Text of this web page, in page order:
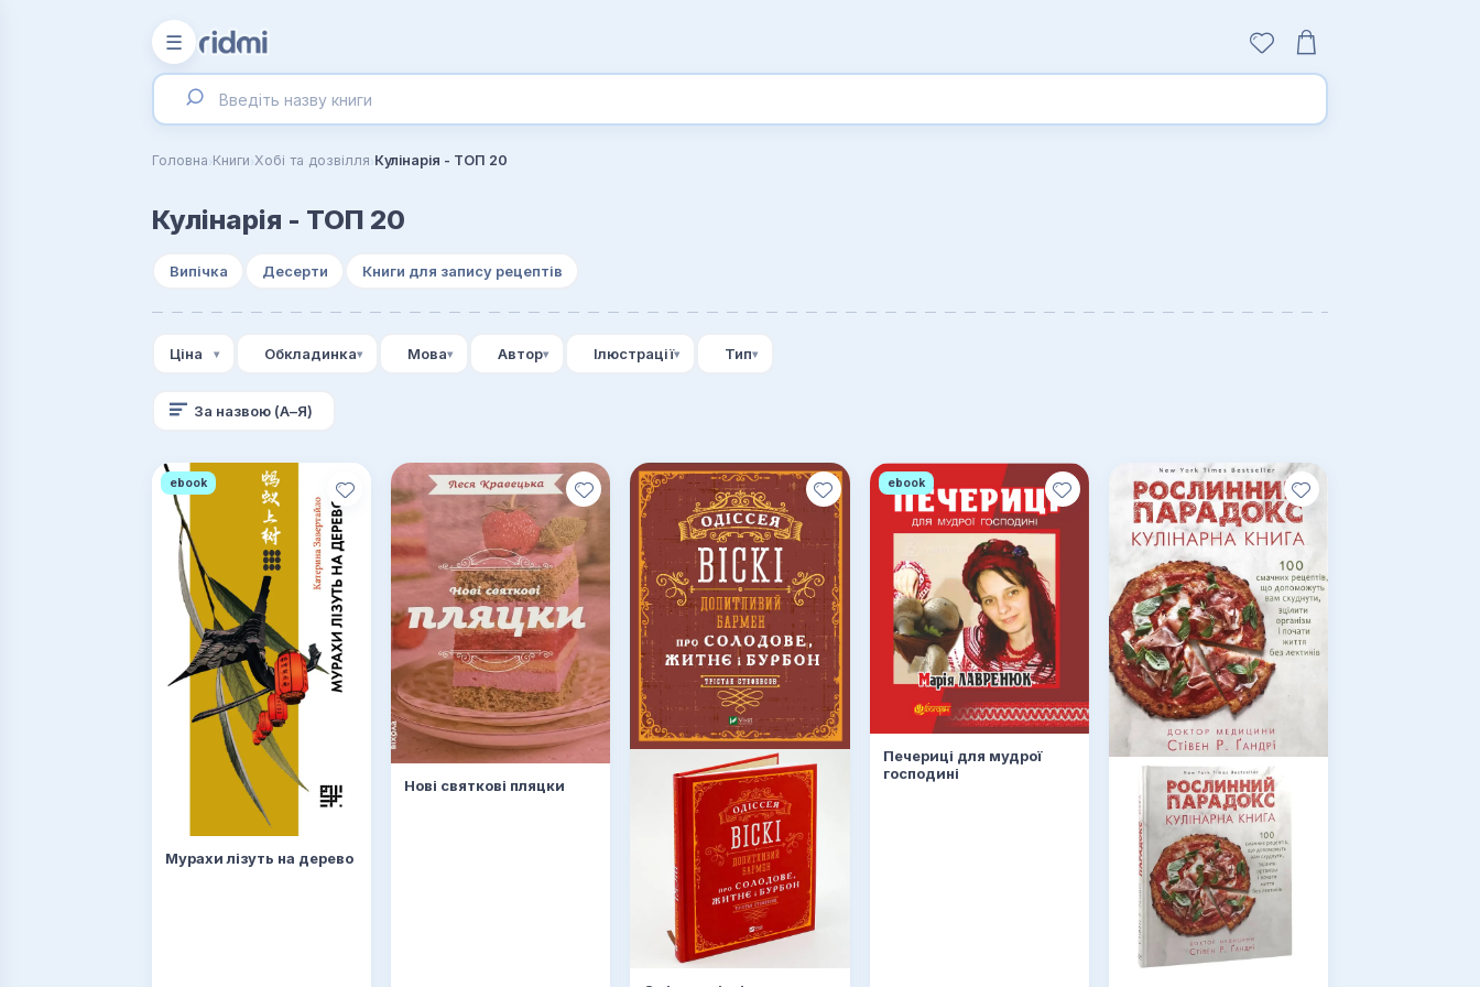
☰
Головна›Книги›Хобі та дозвілля›Кулінарія - ТОП 20
Кулінарія - ТОП 20
Випічка Десерти Книги для запису рецептів
Ціна Обкладинка Мова Автор Ілюстрації Тип
За назвою (А–Я)
ebook
Мурахи лізуть на дерево
Нові святкові пляцки
ebook
Печериці для мудрої
господині